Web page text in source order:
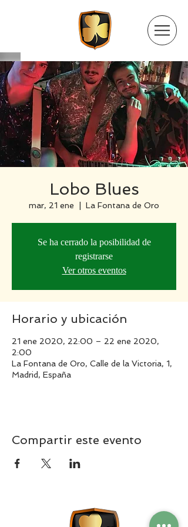
Lobo Blues
mar, 21 ene La Fontana de Oro
Se ha cerrado la posibilidad de
registrarse
Ver otros eventos
Horario y ubicación
21 ene 2020, 22:00 – 22 ene 2020,
2:00
La Fontana de Oro, Calle de la Victoria, 1,
Madrid, España
Compartir este evento